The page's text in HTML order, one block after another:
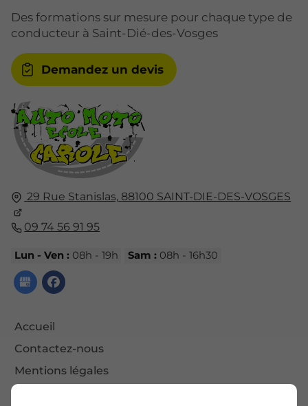
29 Rue Stanislas, 88100 SAINT-DIE-DES-VOSGES
09 74 56 91 95
Lun - Ven :08h - 19h Sam :08h - 16h30
Accueil
Contactez-nous
Mentions légales
Des formations sur mesure pour chaque type de
conducteur à Saint-Dié-des-Vosges
Demandez un devis